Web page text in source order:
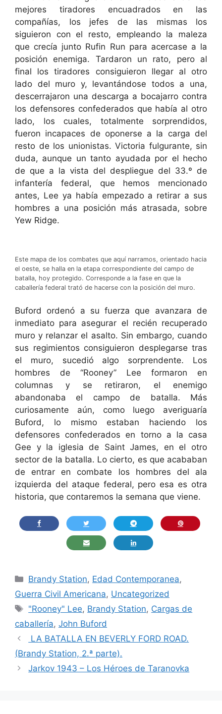
mejores tiradores encuadrados en las
compañías, los jefes de las mismas los
siguieron con el resto, empleando la maleza
que crecía junto Rufin Run para acercase a la
posición enemiga. Tardaron un rato, pero al
final los tiradores consiguieron llegar al otro
lado del muro y, levantándose todos a una,
descerrajaron una descarga a bocajarro contra
los defensores confederados que había al otro
lado, los cuales, totalmente sorprendidos,
fueron incapaces de oponerse a la carga del
resto de los unionistas. Victoria fulgurante, sin
duda, aunque un tanto ayudada por el hecho
de que a la vista del despliegue del 33.º de
infantería federal, que hemos mencionado
antes, Lee ya había empezado a retirar a sus
hombres a una posición más atrasada, sobre
Yew Ridge.
Este mapa de los combates que aquí narramos, orientado hacia
el oeste, se halla en la etapa correspondiente del campo de
batalla, hoy protegido. Corresponde a la fase en que la
caballería federal trató de hacerse con la posición del muro.
Buford ordenó a su fuerza que avanzara de
inmediato para asegurar el recién recuperado
muro y relanzar el asalto. Sin embargo, cuando
sus regimientos consiguieron desplegarse tras
el muro, sucedió algo sorprendente. Los
hombres de “Rooney” Lee formaron en
columnas y se retiraron, el enemigo
abandonaba el campo de batalla. Más
curiosamente aún, como luego averiguaría
Buford, lo mismo estaban haciendo los
defensores confederados en torno a la casa
Gee y la iglesia de Saint James, en el otro
sector de la batalla. Lo cierto, es que acababan
de entrar en combate los hombres del ala
izquierda del ataque federal, pero esa es otra
historia, que contaremos la semana que viene.
Categorías
Brandy Station, Edad Contemporanea,
Guerra Civil Americana, Uncategorized
Etiquetas
"Rooney" Lee, Brandy Station, Cargas de
caballería, John Buford
LA BATALLA EN BEVERLY FORD ROAD.
(Brandy Station, 2.ª parte).
Jarkov 1943 – Los Héroes de Taranovka